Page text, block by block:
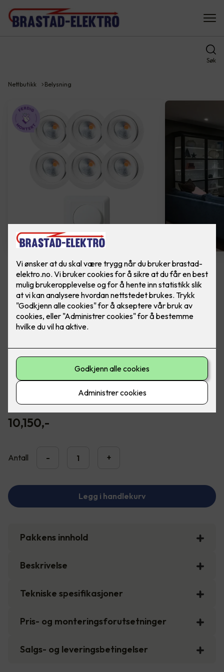
Søk
Nettbutikk Belysning
LED downlights ny installasjon
6 stk, inkl. dimmer
Ferdig montert - Junistar ECO hvit 5W
Flott downlight med 42 graders spredningsvinkel og 30
graders vipp i to retninger til innendørs bruk. Dimmbar.
10,150,-
Antall - +
Legg i handlekurv
Pakkens innhold
Beskrivelse
Tekniske spesifikasjoner
Pris- og monteringsforutsetninger
Salgs- og leveringsbetingelser